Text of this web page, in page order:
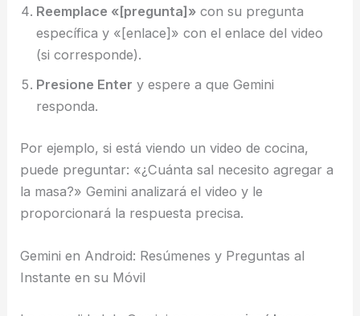
Reemplace «[pregunta]» con su pregunta
específica y «[enlace]» con el enlace del video
(si corresponde).
Presione Enter y espere a que Gemini
responda.
Por ejemplo, si está viendo un video de cocina,
puede preguntar: «¿Cuánta sal necesito agregar a
la masa?» Gemini analizará el video y le
proporcionará la respuesta precisa.
Gemini en Android: Resúmenes y Preguntas al
Instante en su Móvil